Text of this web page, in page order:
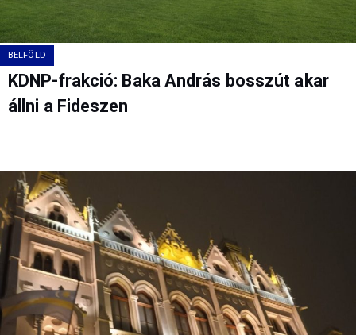
BELFÖLD
KDNP-frakció: Baka András bosszút akar
állni a Fideszen